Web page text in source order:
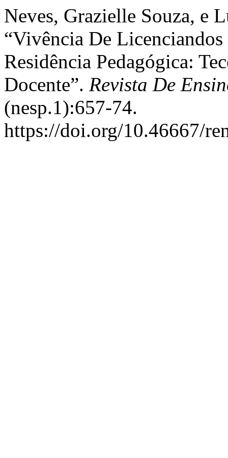
Neves, Grazielle Souza, e
“Vivência De
Residência Pedagógica:
Docente”. Revista De
(nesp.1):657-74.
https://doi.org/10.46667/